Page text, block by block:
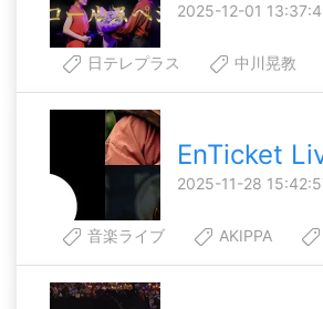
2025-12-01
日テレプラス 中川晃教
EnTicket
2025-11-28
音楽ライブ AKIPPA